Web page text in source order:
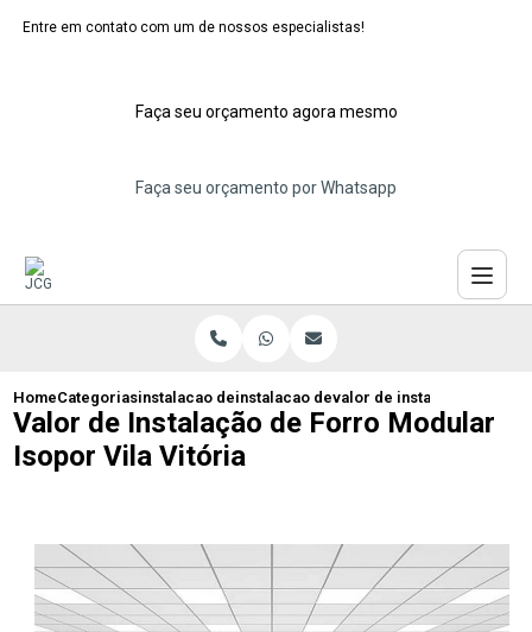
Entre em contato com um de nossos especialistas!
Faça seu orçamento agora mesmo
Faça seu orçamento por Whatsapp
HomeCategoriasinstalacao de forros de isopor
instalacao de forro de isopor
valor de instalacao de
Valor de Instalação de Forro Modular
Isopor Vila Vitória